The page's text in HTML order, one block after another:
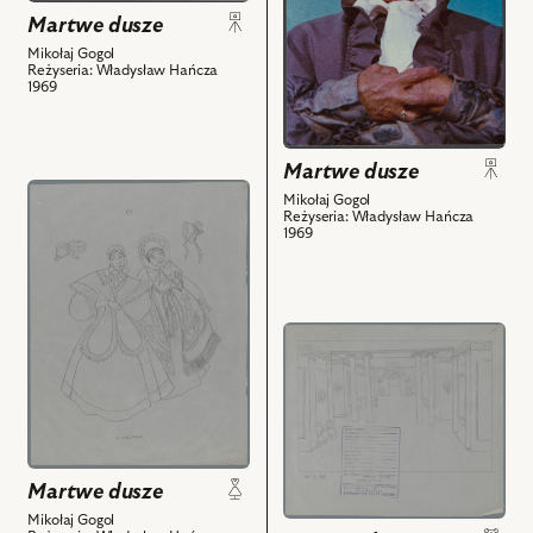
Wieńczysław
Gliński
-
-
sądowy
powiązanych
obiektów
Martwe dusze
Mikołaj Gogol
Reżyseria: Władysław Hańcza
1969
Maria
Żabczyńska
-
Koroboczka
i
powiązanych
nim
obiektów
Martwe dusze
Mikołaj Gogol
Reżyseria: Władysław Hańcza
1969
przejdź
obiektu
Martwe
dusze,
Projekt:
kostium
Koroboczka
z
Martwe dusze
Mikołaj Gogol
przejdź
dusze,
scenografia
i